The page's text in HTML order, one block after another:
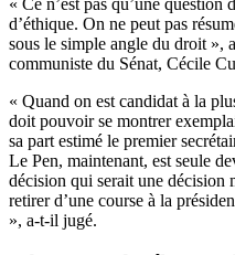
d’éthique. On ne peut pas
sous le simple angle du droit »,
communiste du Sénat, Cécile
« Quand on est candidat à la
doit pouvoir se montrer
sa part estimé le premier
Le Pen, maintenant, est seule
décision qui serait une décision
retirer d’une course à la
», a-t-il jugé.